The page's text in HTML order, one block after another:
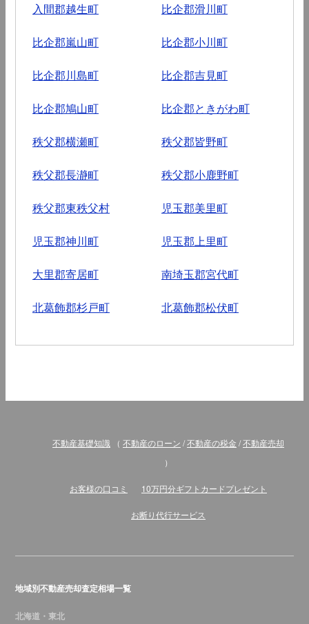
入間郡越生町 比企郡滑川町
比企郡嵐山町 比企郡小川町
比企郡川島町 比企郡吉見町
比企郡鳩山町 比企郡ときがわ町
秩父郡横瀬町 秩父郡皆野町
秩父郡長瀞町 秩父郡小鹿野町
秩父郡東秩父村 児玉郡美里町
児玉郡神川町 児玉郡上里町
大里郡寄居町 南埼玉郡宮代町
北葛飾郡杉戸町 北葛飾郡松伏町
不動産基礎知識 （ 不動産のローン /不動産の税金 /不動産売却
）
お客様の口コミ 10万円分ギフトカードプレゼント
お断り代行サービス
地域別不動産売却査定相場一覧
北海道・東北